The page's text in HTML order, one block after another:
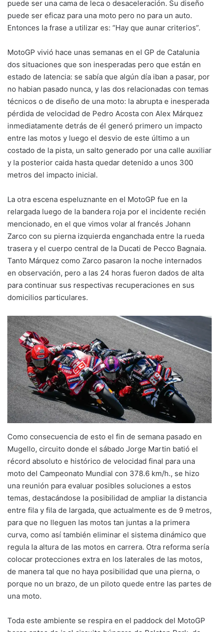
puede ser una cama de leca o desaceleración. Su diseño
puede ser eficaz para una moto pero no para un auto.
Entonces la frase a utilizar es: “Hay que aunar criterios”.
MotoGP vivió hace unas semanas en el GP de Catalunia
dos situaciones que son inesperadas pero que están en
estado de latencia: se sabía que algún día iban a pasar, por
no habian pasado nunca, y las dos relacionadas con temas
técnicos o de diseño de una moto: la abrupta e inesperada
pérdida de velocidad de Pedro Acosta con Alex Márquez
inmediatamente detrás de él generó primero un impacto
entre las motos y luego el desvio de este último a un
costado de la pista, un salto generado por una calle auxiliar
y la posterior caida hasta quedar detenido a unos 300
metros del impacto inicial.
La otra escena espeluznante en el MotoGP fue en la
relargada luego de la bandera roja por el incidente recién
mencionado, en el que vimos volar al francés Johann
Zarco con su pierna izquierda enganchada entre la rueda
trasera y el cuerpo central de la Ducati de Pecco Bagnaia.
Tanto Márquez como Zarco pasaron la noche internados
en observación, pero a las 24 horas fueron dados de alta
para continuar sus respectivas recuperaciones en sus
domicilios particulares.
Como consecuencia de esto el fin de semana pasado en
Mugello, circuito donde el sábado Jorge Martin batió el
récord absoluto e histórico de velocidad final para una
moto del Campeonato Mundial con 378.6 km/h., se hizo
una reunión para evaluar posibles soluciones a estos
temas, destacándose la posibilidad de ampliar la distancia
entre fila y fila de largada, que actualmente es de 9 metros,
para que no lleguen las motos tan juntas a la primera
curva, como así también eliminar el sistema dinámico que
regula la altura de las motos en carrera. Otra reforma sería
colocar protecciones extra en los laterales de las motos,
de manera tal que no haya posibilidad que una pierna, o
porque no un brazo, de un piloto quede entre las partes de
una moto.
Toda este ambiente se respira en el paddock del MotoGP